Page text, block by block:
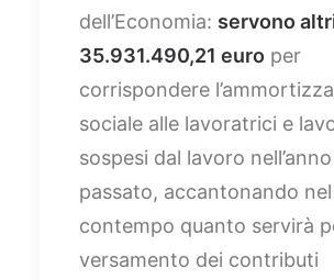
dell’Economia: servono
35.931.490,21 euro per
corrispondere
sociale alle lavoratrici e
sospesi dal lavoro nell’anno
passato, accantonando nel
contempo quanto servirà
versamento dei contributi